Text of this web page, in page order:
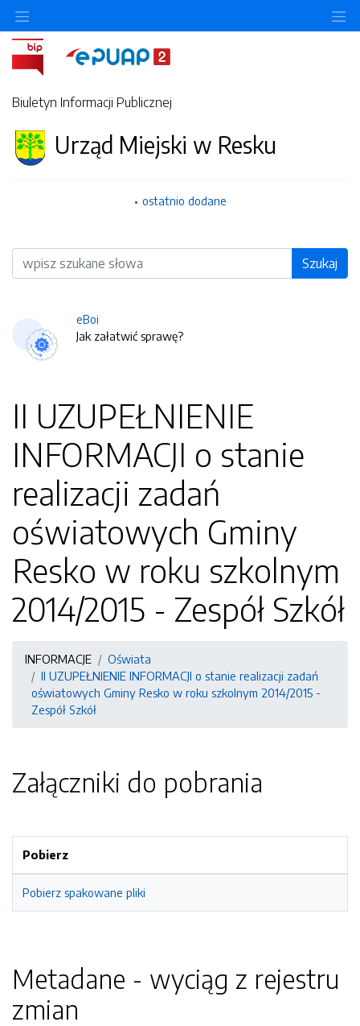
Biuletyn Informacji Publicznej
Urząd Miejski w Resku
ostatnio dodane
Wyszukiwarka Szukaj
eBoi
Jak załatwić sprawę?
II UZUPEŁNIENIE
INFORMACJI o stanie
realizacji zadań
oświatowych Gminy
Resko w roku szkolnym
2014/2015 - Zespół Szkół
INFORMACJE
Oświata
II UZUPEŁNIENIE INFORMACJI o stanie realizacji zadań
oświatowych Gminy Resko w roku szkolnym 2014/2015 -
Zespół Szkół
Załączniki do pobrania
Pobierz
Pobierz spakowane pliki
Metadane - wyciąg z rejestru
zmian